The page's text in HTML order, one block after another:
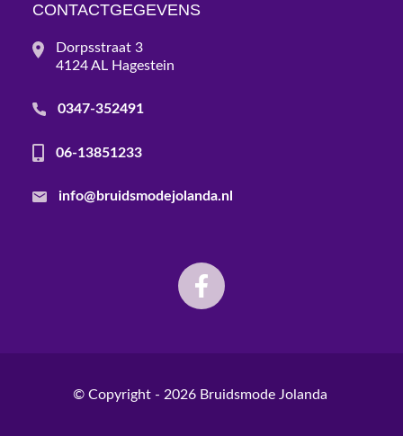
CONTACTGEGEVENS
Dorpsstraat 3
4124 AL Hagestein
0347-352491
06-13851233
info@bruidsmodejolanda.nl
© Copyright - 2026 Bruidsmode Jolanda